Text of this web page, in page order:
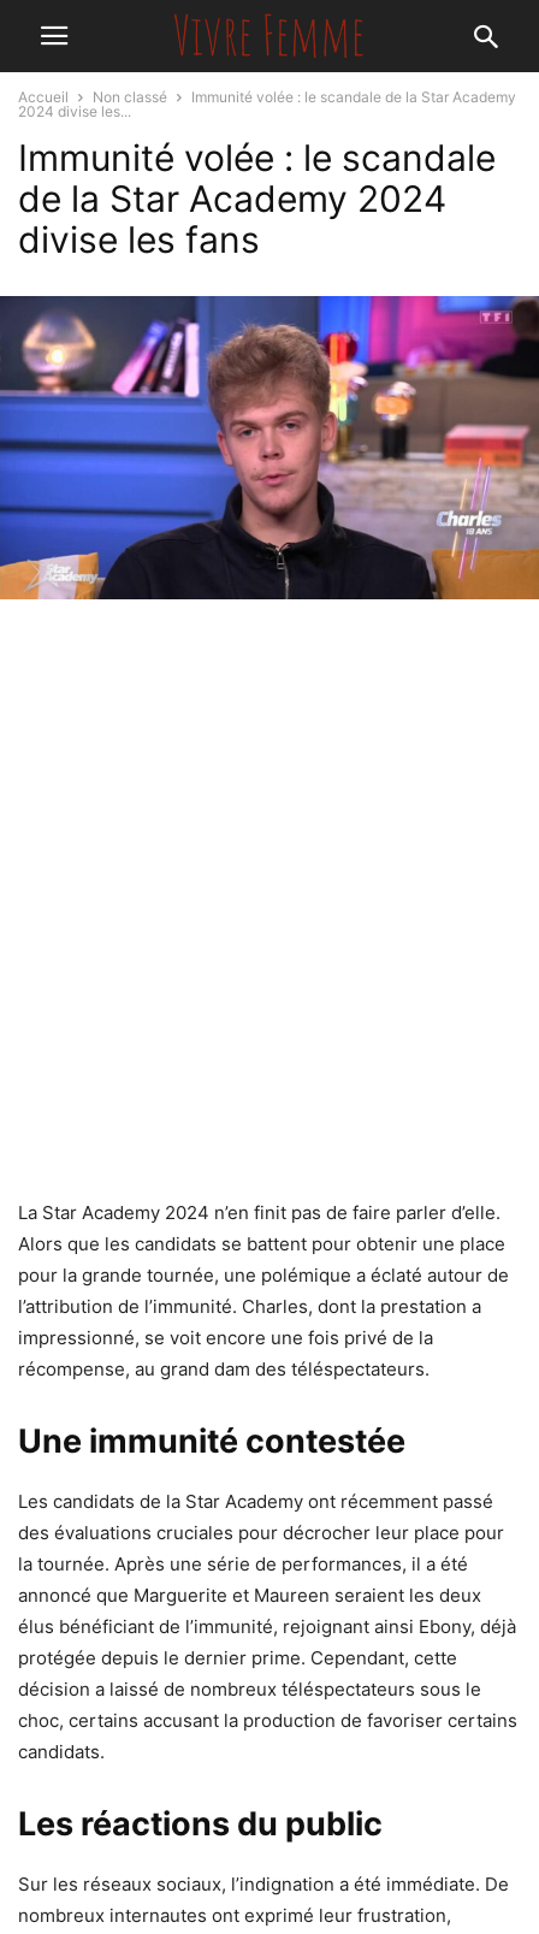
Accueil Non classé
Immunité volée : le scandale de la Star Academy
2024 divise les...
Immunité volée : le scandale
de la Star Academy 2024
divise les fans
La Star Academy 2024 n’en finit pas de faire parler d’elle.
Alors que les candidats se battent pour obtenir une place
pour la grande tournée, une polémique a éclaté autour de
l’attribution de l’immunité. Charles, dont la prestation a
impressionné, se voit encore une fois privé de la
récompense, au grand dam des téléspectateurs.
Une immunité contestée
Les candidats de la Star Academy ont récemment passé
des évaluations cruciales pour décrocher leur place pour
la tournée. Après une série de performances, il a été
annoncé que Marguerite et Maureen seraient les deux
élus bénéficiant de l’immunité, rejoignant ainsi Ebony, déjà
protégée depuis le dernier prime. Cependant, cette
décision a laissé de nombreux téléspectateurs sous le
choc, certains accusant la production de favoriser certains
candidats.
Les réactions du public
Sur les réseaux sociaux, l’indignation a été immédiate. De
nombreux internautes ont exprimé leur frustration,